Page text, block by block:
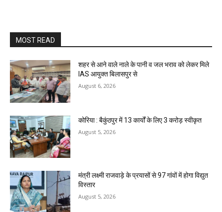
MOST READ
शहर से आने वाले नाले के पानी व जल भराव को लेकर मिले
IAS आयुक्त बिलासपुर से
August 6, 2026
कोरिया : बैकुंठपुर में 13 कार्यों के लिए 3 करोड़ स्वीकृत
August 5, 2026
मंत्री लक्ष्मी राजवाड़े के प्रयासों से 97 गांवों में होगा विद्युत
विस्तार
August 5, 2026